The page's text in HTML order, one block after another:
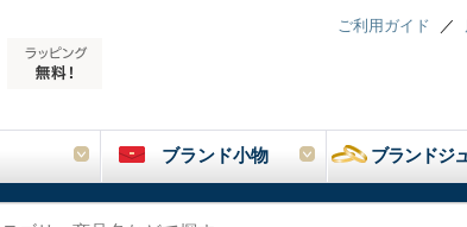
ご利用ガイド
ブランド小物 ブランドジ